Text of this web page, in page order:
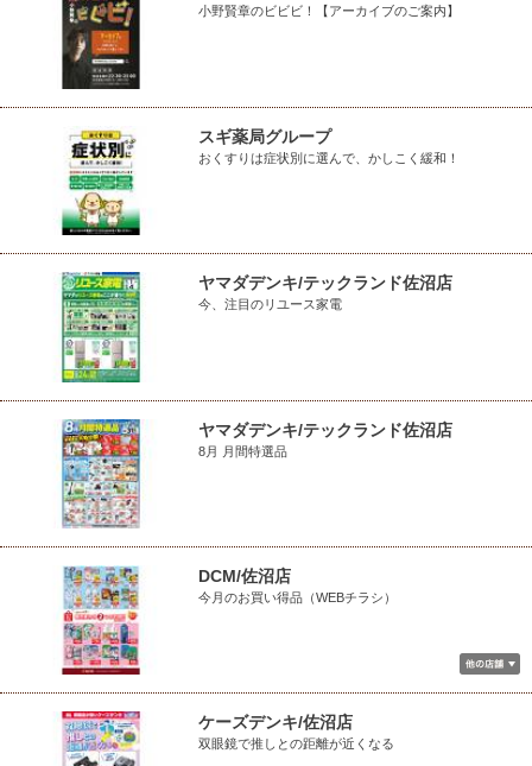
小野賢章のビビビ！【アーカイブのご案内】
スギ薬局グループ
おくすりは症状別に選んで、かしこく緩和！
ヤマダデンキ/テックランド佐沼店
今、注目のリユース家電
ヤマダデンキ/テックランド佐沼店
8月 月間特選品
DCM/佐沼店
今月のお買い得品（WEBチラシ）
ケーズデンキ/佐沼店
双眼鏡で推しとの距離が近くなる